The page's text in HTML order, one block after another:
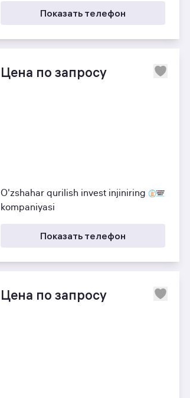
Показать телефон
Цена по запросу
O'zshahar qurilish invest injiniring
kompaniyasi
Показать телефон
Цена по запросу